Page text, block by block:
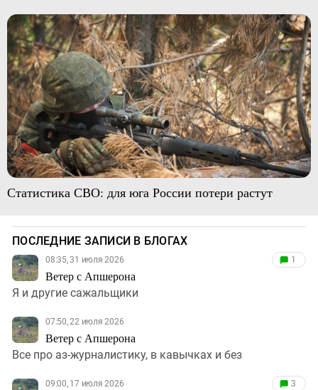
Статистика СВО: для юга России потери растут
ПОСЛЕДНИЕ ЗАПИСИ В БЛОГАХ
08:35, 31 июля 2026
Ветер с Апшерона
1
Я и другие сажальщики
07:50, 22 июля 2026
Ветер с Апшерона
Все про аз-журналистику, в кавычках и без
09:00, 17 июля 2026 3